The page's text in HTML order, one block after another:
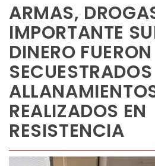
ARMAS,
IMPORTANTE
DINERO FUERON
REALIZADOS EN
RESISTENCIA